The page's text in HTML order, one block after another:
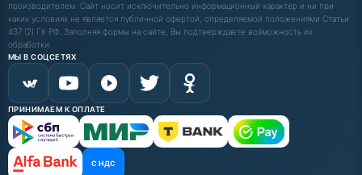
производителем. Сайт носит исключительно информационный характер и ни при
каких условиях не является публичной офертой, определяемой положениями Статьи
437 (2) ГК РФ. Заполняя формы на сайте, Вы подтверждаете возможность их
обработки.
МЫ В СОЦСЕТЯХ
ПРИНИМАЕМ К ОПЛАТЕ
С НДС